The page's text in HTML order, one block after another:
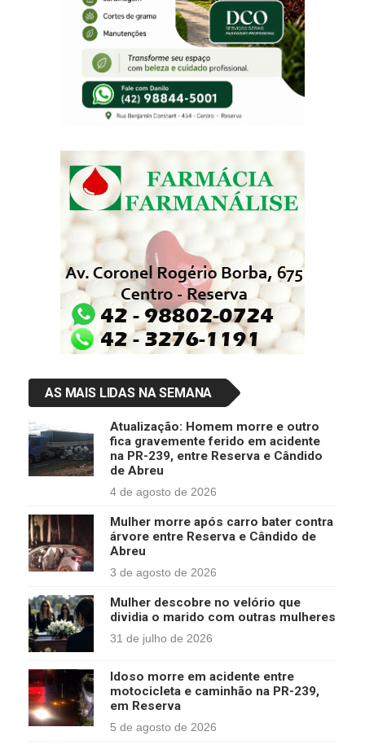
AS MAIS LIDAS NA SEMANA
Atualização: Homem morre e outro
fica gravemente ferido em acidente
na PR-239, entre Reserva e Cândido
de Abreu
4 de agosto de 2026
Mulher morre após carro bater contra
árvore entre Reserva e Cândido de
Abreu
3 de agosto de 2026
Mulher descobre no velório que
dividia o marido com outras mulheres
31 de julho de 2026
Idoso morre em acidente entre
motocicleta e caminhão na PR-239,
em Reserva
5 de agosto de 2026